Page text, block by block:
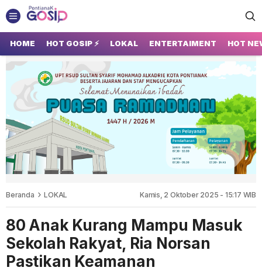
GOSIP PONTIANAK
Tempatnya Gosip Terupdate Pontianak
HOME HOT GOSIP ⚡ LOKAL ENTERTAIMENT HOT
Beranda LOKAL Kamis, 2 Oktober 2025 - 15:17 WIB
80 Anak Kurang Mampu Masuk
Sekolah Rakyat, Ria Norsan
Pastikan Keamanan